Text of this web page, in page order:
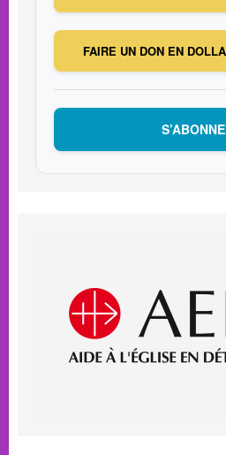
FAIRE UN DON EN